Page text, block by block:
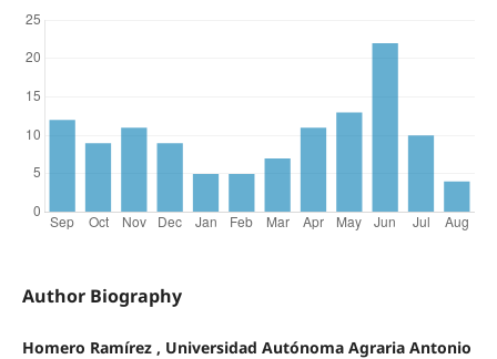
Author Biography
Homero Ramírez , Universidad Autónoma Agraria Antonio